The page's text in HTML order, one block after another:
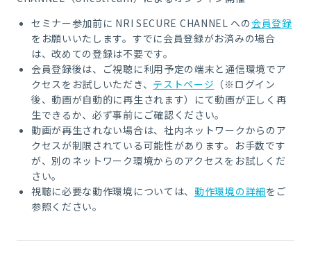
セミナー参加前に NRI SECURE CHANNEL への会員登録
をお願いいたします。すでに会員登録がお済みの場合
は、改めての登録は不要です。
会員登録後は、ご視聴に利用予定の端末と通信環境でア
クセスをお試しいただき、 テストページ （※ログイン
後、動画が自動的に再生されます）にて動画が正しく再
生できるか、必ず事前にご確認ください。
動画が再生されない場合は、社内ネットワークからのア
クセスが制限されている可能性があります。お手数です
が、別のネットワーク環境からのアクセスをお試しくだ
さい。
視聴に必要な動作環境については、 動作環境の詳細をご
参照ください。